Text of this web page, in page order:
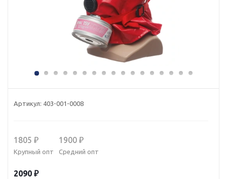
Артикул: 403-001-0008
1805 ₽
Крупный опт
1900 ₽
Средний опт
2090 ₽